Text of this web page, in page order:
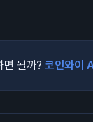
면 될까? 코인와이